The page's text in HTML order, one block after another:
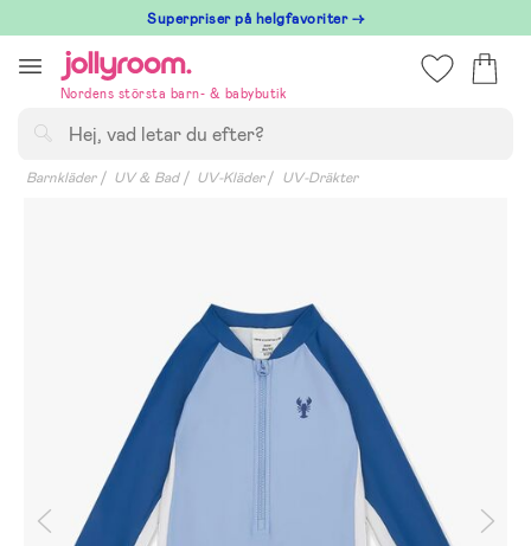
till
innehållet
Superpriser på helgfavoriter →
Nordens största barn- & babybutik
Barnkläder UV & Bad UV-Kläder UV-Dräkter